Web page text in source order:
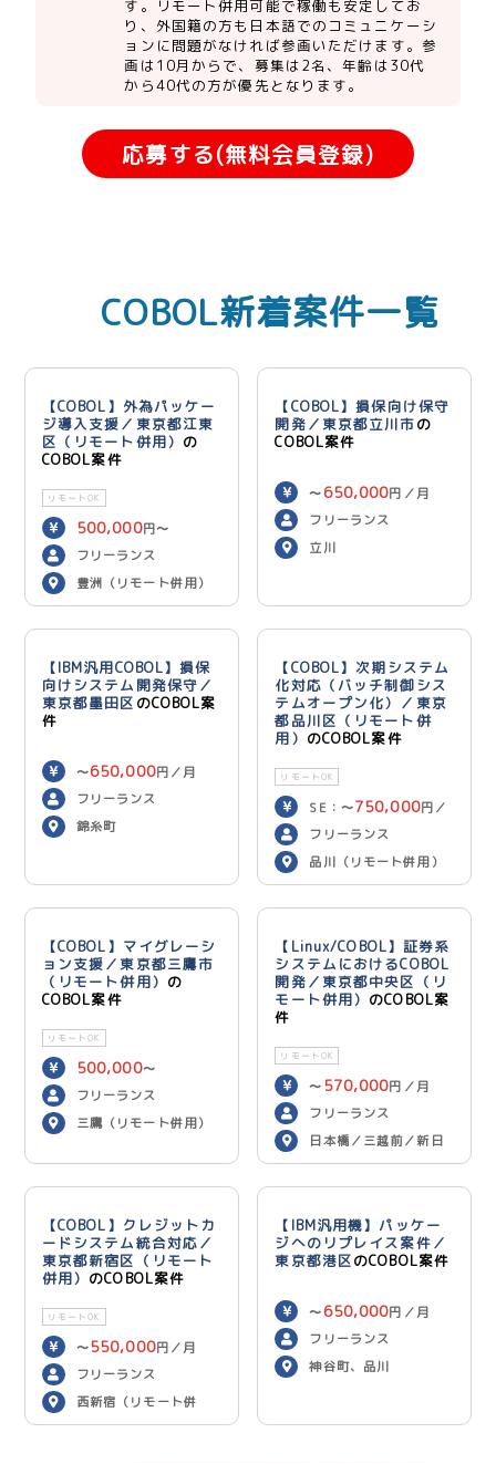
す。リモート併用可能で稼働も安定してお
り、外国籍の方も日本語でのコミュニケーシ
ョンに問題がなければ参画いただけます。参
画は10月からで、募集は2名、年齢は30代
から40代の方が優先となります。
応募する(無料会員登録)
COBOL新着案件一覧
【COBOL】外為パッケー
ジ導入支援／東京都江東
区（リモート併用） の
COBOL案件
リモートOK
500,000円〜
600,000 円／月
フリーランス
豊洲（リモート併用）
【COBOL】損保向け保守
開発／東京都立川市の
COBOL案件
〜 650,000円／月
フリーランス
立川
【IBM汎用COBOL】損保
向けシステム開発保守／
東京都墨田区 のCOBOL案
件
〜650,000円／月
フリーランス
錦糸町
【COBOL】次期システム
化対応（バッチ制御シス
テムオープン化）／東京
都品川区（リモート併
用） のCOBOL案件
リモートOK
SE：〜750,000円／
月 PG：〜700,000
／月
フリーランス
品川（リモート併用）
【COBOL】マイグレーシ
ョン支援／東京都三鷹市
（リモート併用） の
COBOL案件
リモートOK
500,000〜
600,000 円／月
フリーランス
三鷹（リモート併用）
【Linux/COBOL】証券系
システムにおけるCOBOL
開発／東京都中央区（リ
モート併用） のCOBOL案
件
リモートOK
〜 570,000円／月
フリーランス
日本橋／三越前／新日
本橋（リモート併用）
【COBOL】クレジットカ
ードシステム統合対応／
東京都新宿区（リモート
併用） のCOBOL案件
リモートOK
〜 550,000円／月
フリーランス
西新宿（リモート併
用）
【IBM汎用機】パッケー
ジへのリプレイス案件／
東京都港区のCOBOL案件
〜 650,000円／月
フリーランス
神谷町、品川